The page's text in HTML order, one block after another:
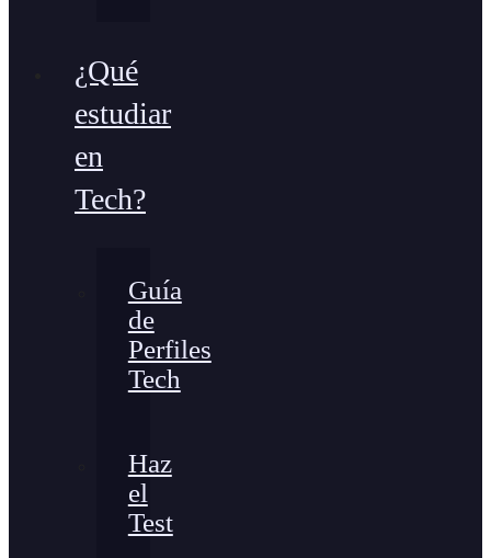
¿Qué
estudiar
en
Tech?
Guía
de
Perfiles
Tech
Haz
el
Test